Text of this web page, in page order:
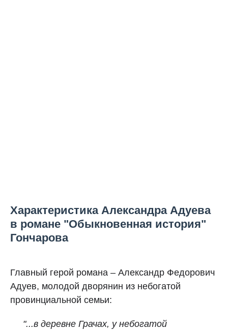
Характеристика Александра Адуева
в романе "Обыкновенная история"
Гончарова
Главный герой романа – Александр Федорович
Адуев, молодой дворянин из небогатой
провинциальной семьи:
"...в деревне Грачах, у небогатой